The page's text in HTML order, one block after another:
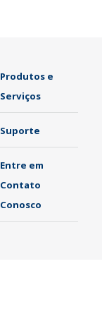
Produtos e
Serviços
Suporte
Entre em
Contato
Conosco